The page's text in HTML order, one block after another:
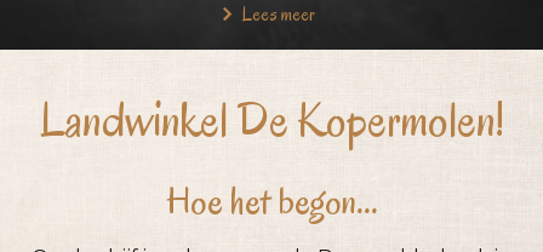
Lees meer
Landwinkel De Kopermolen!
Hoe het begon...